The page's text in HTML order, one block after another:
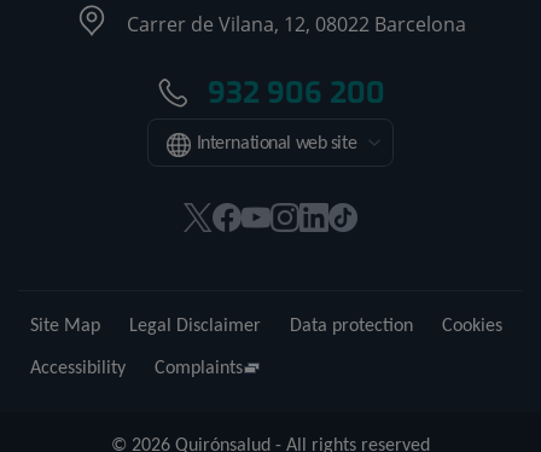
Carrer de Vilana, 12, 08022 Barcelona
932 906 200
International web site
This
in
a
This
in
a
ThisThis
in
This
in
Link
© 2026 Quirónsalud - All rights reserved
Site Map Legal Disclaimer Data protection
Cookies
Accessibility
Complaints